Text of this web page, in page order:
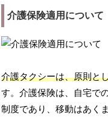
介護保険適用について
介護タクシーは、原則と
す。介護保険は、自宅で
制度であり、移動はあく